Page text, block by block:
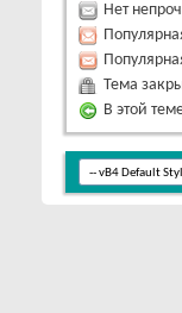
Нет
Тема
В этой